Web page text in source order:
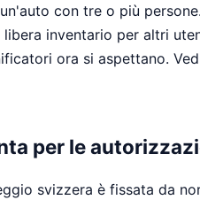
con tre o più
libera inventario per altri
ora si aspettano.
per le
svizzera è fissata da